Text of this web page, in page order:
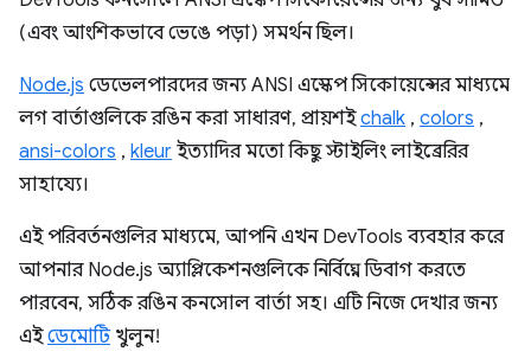
(এবং আংশিকভাবে ভেঙে পড়া) সমর্থন ছিল।
Node.js ডেভেলপারদের জন্য ANSI এস্কেপ সিকোয়েন্সের মাধ্যমে
লগ বার্তাগুলিকে রঙিন করা সাধারণ, প্রায়শইchalk , colors ,
ansi-colors , kleur ইত্যাদির মতো কিছু স্টাইলিং লাইব্রেরির
সাহায্যে।
এই পরিবর্তনগুলির মাধ্যমে, আপনি এখন DevTools ব্যবহার করে
আপনার Node.js অ্যাপ্লিকেশনগুলিকে নির্বিঘ্নে ডিবাগ করতে
পারবেন, সঠিক রঙিন কনসোল বার্তা সহ। এটি নিজে দেখার জন্য
এইডেমোটিখুলুন!